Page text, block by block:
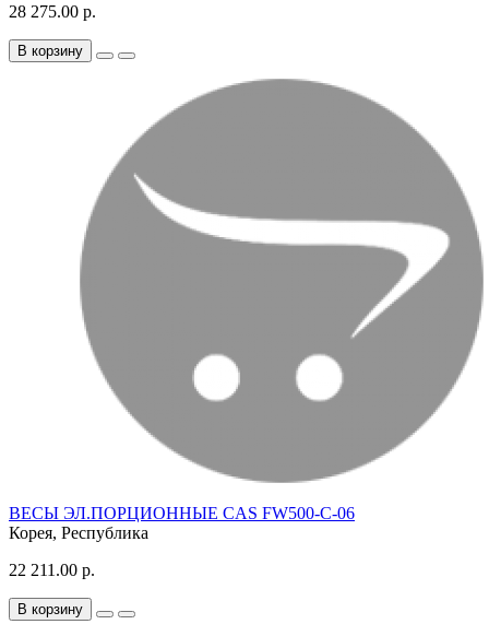
28 275.00 р.
В корзину
ВЕСЫ ЭЛ.ПОРЦИОННЫЕ CAS FW500-C-06
Корея, Республика
22 211.00 р.
В корзину